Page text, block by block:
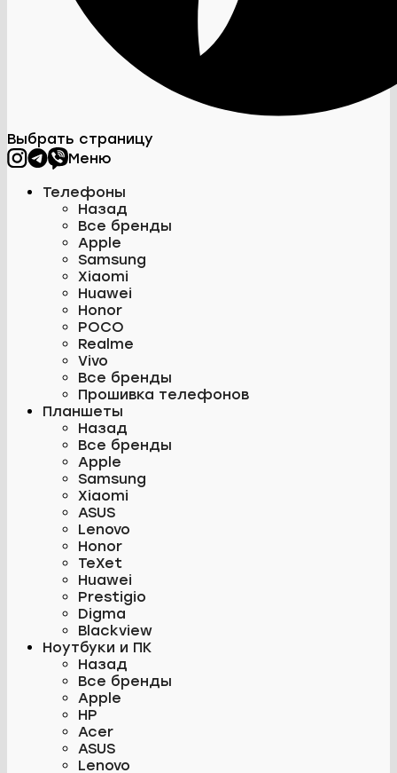
Выбрать страницу
Меню
Телефоны
Назад
Все бренды
Apple
Samsung
Xiaomi
Huawei
Honor
POCO
Realme
Vivo
Все бренды
Прошивка телефонов
Планшеты
Назад
Все бренды
Apple
Samsung
Xiaomi
ASUS
Lenovo
Honor
TeXet
Huawei
Prestigio
Digma
Blackview
Ноутбуки и ПК
Назад
Все бренды
Apple
HP
Acer
ASUS
Lenovo